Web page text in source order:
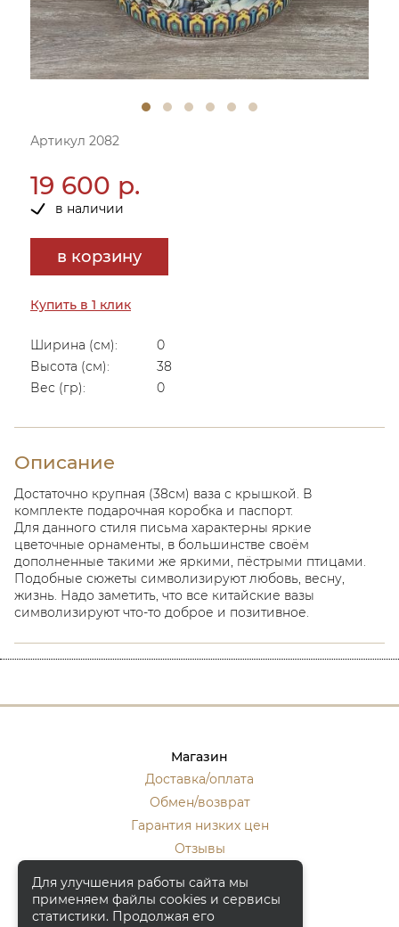
Артикул 2082
19 600 р.
в наличии
в корзину
Купить в 1 клик
Ширина (см):
0
Высота (см):
38
Вес (гр):
0
Описание
Достаточно крупная (38см) ваза с крышкой. В
комплекте подарочная коробка и паспорт.
Для данного стиля письма характерны яркие
цветочные орнаменты, в большинстве своём
дополненные такими же яркими, пёстрыми птицами.
Подобные сюжеты символизируют любовь, весну,
жизнь. Надо заметить, что все китайские вазы
символизируют что-то доброе и позитивное.
Магазин
Доставка/оплата
Обмен/возврат
Гарантия низких цен
Отзывы
Контакты
Для улучшения работы сайта мы
применяем файлы cookies и сервисы
статистики. Продолжая его